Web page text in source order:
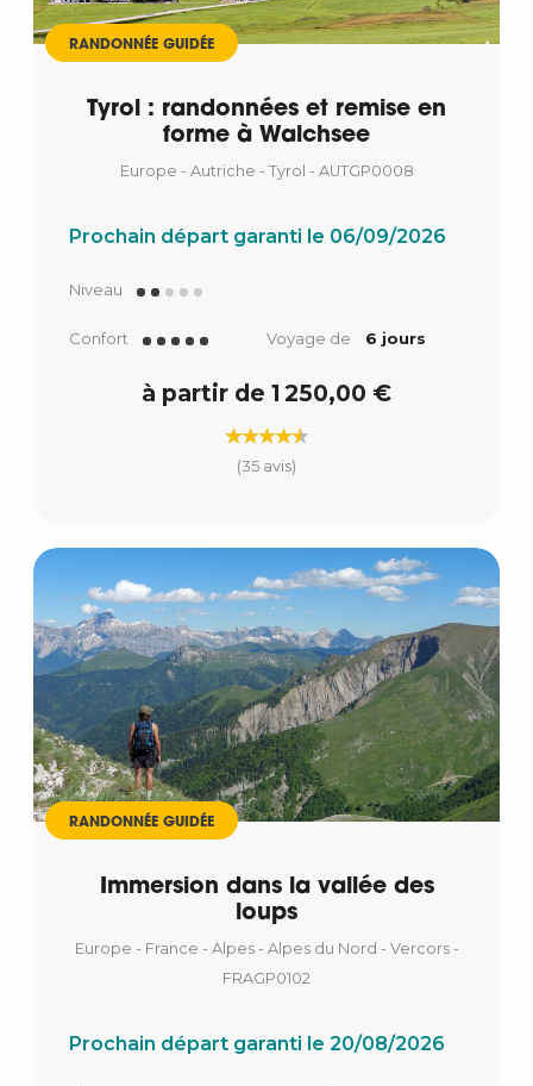
RANDONNÉE GUIDÉE
Tyrol : randonnées et remise en
forme à Walchsee
Europe - Autriche - Tyrol - AUTGP0008
Prochain départ garanti le 06/09/2026
Niveau
Confort Voyage de 6 jours
à partir de 1 250,00 €
(35 avis)
RANDONNÉE GUIDÉE
Immersion dans la vallée des
loups
Europe - France - Alpes - Alpes du Nord - Vercors -
FRAGP0102
Prochain départ garanti le 20/08/2026